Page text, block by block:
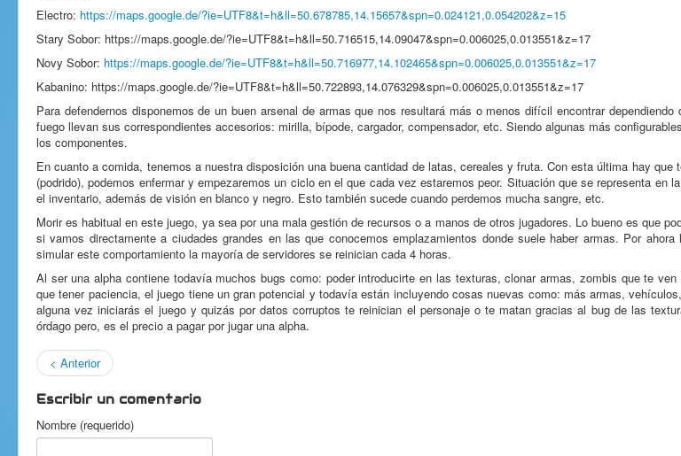
Electro: https://maps.google.de/?ie=UTF8&t=h&ll=50.678785,14.15657&spn=0.024121,0.054202&z=15
Stary Sobor: https://maps.google.de/?ie=UTF8&t=h&ll=50.716515,14.09047&spn=0.006025,0.013551&z=17
Novy Sobor: https://maps.google.de/?ie=UTF8&t=h&ll=50.716977,14.102465&spn=0.006025,0.013551&z=17
Kabanino: https://maps.google.de/?ie=UTF8&t=h&ll=50.722893,14.076329&spn=0.006025,0.013551&z=17
Para defendernos disponemos de un buen arsenal de armas que nos resultará más o menos difícil encontrar
fuego llevan sus correspondientes accesorios: mirilla, bípode, cargador, compensador, etc. Siendo algunas más
los componentes.
En cuanto a comida, tenemos a nuestra disposición una buena cantidad de latas, cereales y fruta. Con esta última hay
(podrido), podemos enfermar y empezaremos un ciclo en el que cada vez estaremos peor. Situación que se representa en
el inventario, además de visión en blanco y negro. Esto también sucede cuando perdemos mucha sangre, etc.
Morir es habitual en este juego, ya sea por una mala gestión de recursos o a manos de otros jugadores. Lo bueno es que
si vamos directamente a ciudades grandes en las que conocemos emplazamientos donde suele haber armas. Por
simular este comportamiento la mayoría de servidores se reinician cada 4 horas.
Al ser una alpha contiene todavía muchos bugs como: poder introducirte en las texturas, clonar armas, zombis que te
que tener paciencia, el juego tiene un gran potencial y todavía están incluyendo cosas nuevas como: más armas,
alguna vez iniciarás el juego y quizás por datos corruptos te reinician el personaje o te matan gracias al bug de las
órdago pero, es el precio a pagar por jugar una alpha.
< Anterior
Escribir un comentario
Nombre (requerido)